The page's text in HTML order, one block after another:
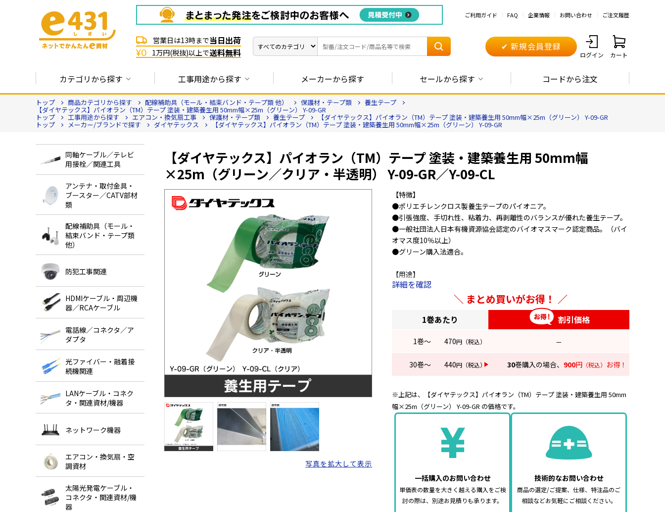
ご利用ガイド FAQ 企業情報 お問い合わせ ご注文履歴
営業日は13時まで当日出荷
¥0 1万円(税抜)以上で送料無料
✔ 新規会員登録
ログイン カート
カテゴリから探す 工事用途から探す メーカーから探す セールから探す コードから注文
トップ 商品カテゴリから探す 配線補助具（モール・結束バンド・テープ類 他） 保護材・テープ類 養生テープ
【ダイヤテックス】パイオラン（TM）テープ 塗装・建築養生用 50mm幅×25m（グリーン） Y-09-GR
トップ 工事用途から探す エアコン・換気扇工事 保護材・テープ類 養生テープ 【ダイヤテックス】パイオラン（TM）テープ 塗装・建築養生用 50mm幅×25m（グリーン） Y-09-GR
トップ メーカー/ブランドで探す ダイヤテックス 【ダイヤテックス】パイオラン（TM）テープ 塗装・建築養生用 50mm幅×25m（グリーン） Y-09-GR
同軸ケーブル／テレビ
用接栓／関連工具
アンテナ・取付金具・
ブースター／CATV部材
類
配線補助具（モール・
結束バンド・テープ類
他）
防犯工事関連
HDMIケーブル・周辺機
器／RCAケーブル
電話線／コネクタ／ア
ダプタ
光ファイバー・融着接
続機関連
LANケーブル・コネク
タ・関連資材/機器
ネットワーク機器
エアコン・換気扇・空
調資材
太陽光発電ケーブル・
コネクタ・関連資材/機
器
【ダイヤテックス】パイオラン（TM）テープ 塗装・建築養生用 50mm幅
×25m（グリーン／クリア・半透明） Y-09-GR／Y-09-CL
【特徴】
●ポリエチレンクロス製養生テープのパイオニア。
●引張強度、手切れ性、粘着力、再剥離性のバランスが優れた養生テープ。
●一般社団法人日本有機資源協会認定のバイオマスマーク認定商品。（バイ
オマス度10％以上）
●グリーン購入法適合。
【用途】
・刷毛塗り、スプレー塗装時の養生
・アスファルト見切り、グレーチングの養生
・土木・道路工事、引越し、イベント等での養生
・公共の場所など美観養生が必要な目立たせたくない場所におすすめ（Y-
・カラー：クリア・半透明、グリーン
・厚み：0.16mm
詳細を確認
まとめ買いがお得！
1巻あたり 割引価格
1巻～ 470円 （税込） —
30巻～ 440円 （税込） 30巻購入の場合、 900円 （税込） お得！
※上記は、【ダイヤテックス】パイオラン（TM）テープ 塗装・建築養生用 50mm
幅×25m（グリーン） Y-09-GR の価格です。
一括購入のお問い合わせ
単価表の数量を大きく越える購入をご検
討の際は、別途お見積りも承ります。
技術的なお問い合わせ
商品の選定/ご提案、仕様、特注品のご
相談などお気軽にご相談ください。
写真を拡大して表示